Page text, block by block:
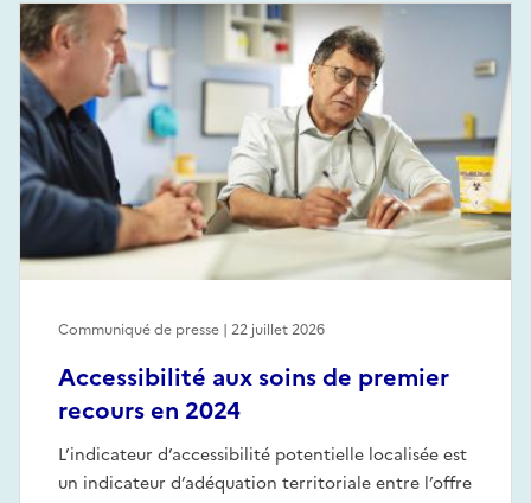
Accessibilité aux soins de premier
recours en 2024
L’indicateur d’accessibilité potentielle localisée est
un indicateur d’adéquation territoriale entre l’offre
Communiqué de presse | 22 juillet 2026